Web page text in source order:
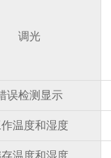
调光
误检测显示
温度和湿度
温度和湿度